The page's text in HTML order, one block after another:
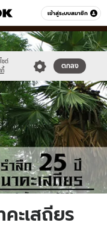
เข้าสู่ระบบสมาชิก
หมวดอื่นๆ
ซต์
กี้
ตกลง
ะเสถียร